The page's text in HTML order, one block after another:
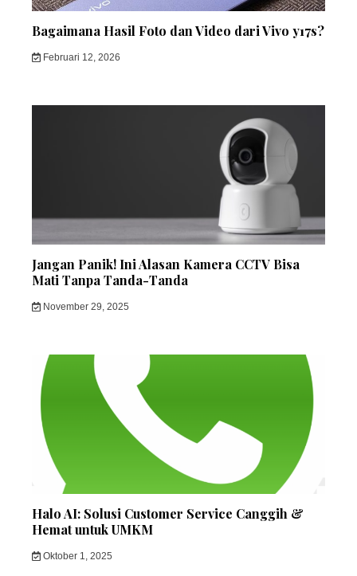
Bagaimana Hasil Foto dan Video dari Vivo y17s?
Februari 12, 2026
Jangan Panik! Ini Alasan Kamera CCTV Bisa
Mati Tanpa Tanda-Tanda
November 29, 2025
Halo AI: Solusi Customer Service Canggih &
Hemat untuk UMKM
Oktober 1, 2025